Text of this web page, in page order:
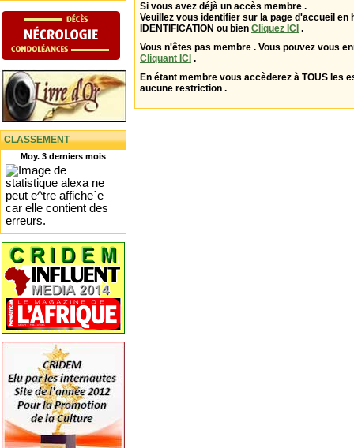
CLASSEMENT
Moy. 3 derniers mois
Si vous avez déjà un accès membre .
Veuillez vous identifier sur la page d'accueil en
IDENTIFICATION ou bien Cliquez ICI .
Vous n'êtes pas membre . Vous pouvez vous
Cliquant ICI .
En étant membre vous accèderez à TOUS les
aucune restriction .